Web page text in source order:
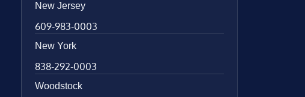
New Jersey
609-983-0003
New York
838-292-0003
Woodstock